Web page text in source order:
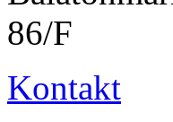
86/F
Kontakt